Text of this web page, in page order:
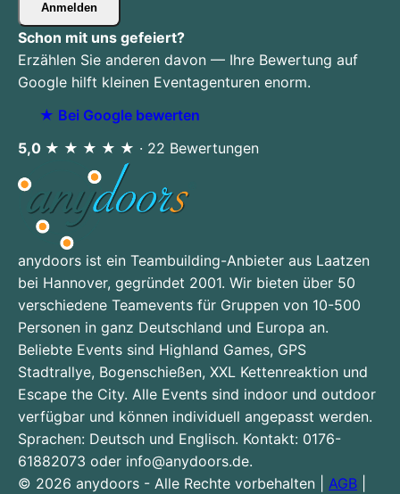
Anmelden
Schon mit uns gefeiert?
Erzählen Sie anderen davon — Ihre Bewertung auf
Google hilft kleinen Eventagenturen enorm.
★ Bei Google bewerten
5,0 ★ ★ ★ ★ ★ · 22 Bewertungen
anydoors ist ein Teambuilding-Anbieter aus Laatzen
bei Hannover, gegründet 2001. Wir bieten über 50
verschiedene Teamevents für Gruppen von 10-500
Personen in ganz Deutschland und Europa an.
Beliebte Events sind Highland Games, GPS
Stadtrallye, Bogenschießen, XXL Kettenreaktion und
Escape the City. Alle Events sind indoor und outdoor
verfügbar und können individuell angepasst werden.
Sprachen: Deutsch und Englisch. Kontakt: 0176-
61882073 oder info@anydoors.de.
© 2026 anydoors - Alle Rechte vorbehalten | AGB